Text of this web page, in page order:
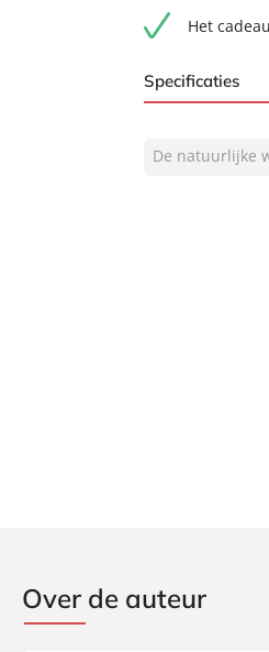
Het
Specificaties
NUR:
De natuurlijke
Over de auteur